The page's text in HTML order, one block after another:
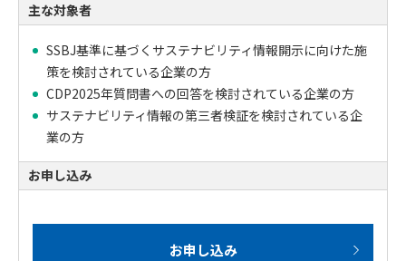
主な対象者
SSBJ基準に基づくサステナビリティ情報開示に向けた施
策を検討されている企業の方
CDP2025年質問書への回答を検討されている企業の方
サステナビリティ情報の第三者検証を検討されている企
業の方
お申し込み
お申し込み